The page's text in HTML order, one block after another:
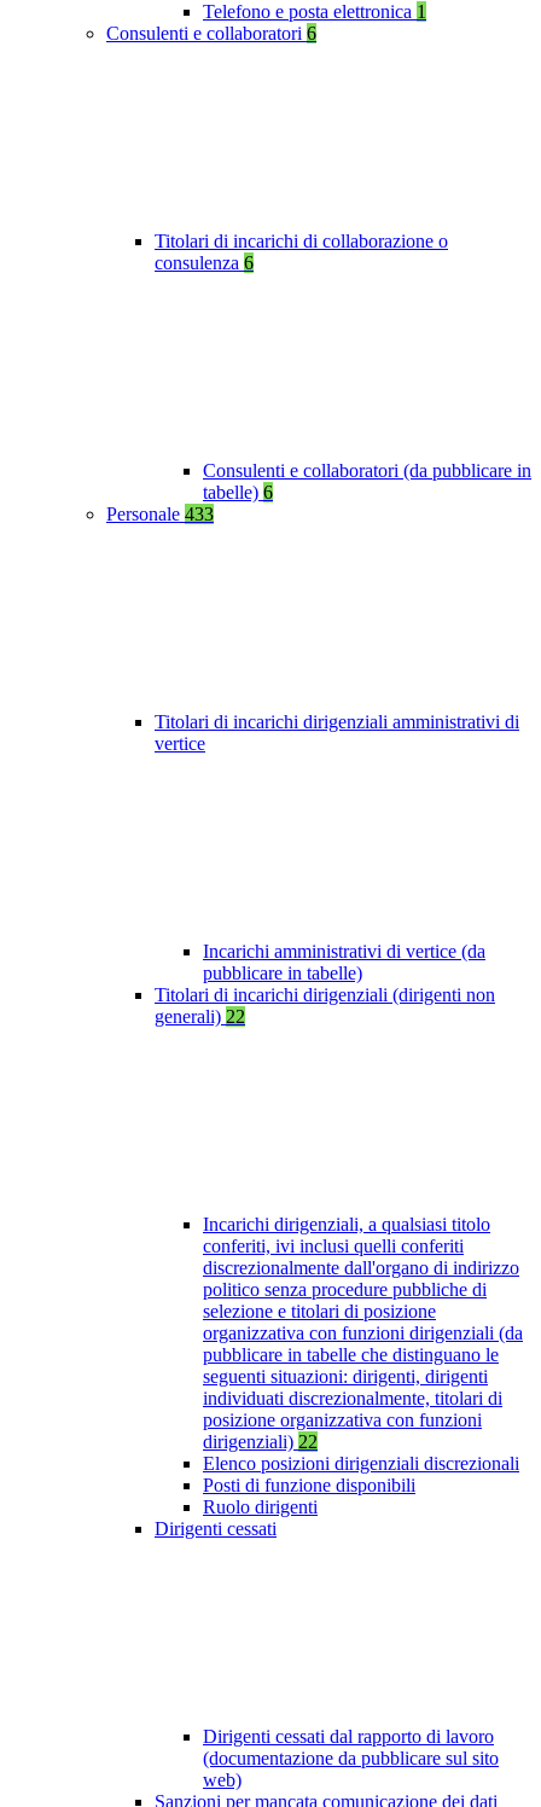
Telefono e posta elettronica 1
Consulenti e collaboratori 6
Titolari di incarichi di collaborazione o
consulenza 6
Consulenti e collaboratori (da pubblicare in
tabelle) 6
Personale 433
Titolari di incarichi dirigenziali amministrativi di
vertice
Incarichi amministrativi di vertice (da
pubblicare in tabelle)
Titolari di incarichi dirigenziali (dirigenti non
generali) 22
Incarichi dirigenziali, a qualsiasi titolo
conferiti, ivi inclusi quelli conferiti
discrezionalmente dall'organo di indirizzo
politico senza procedure pubbliche di
selezione e titolari di posizione
organizzativa con funzioni dirigenziali (da
pubblicare in tabelle che distinguano le
seguenti situazioni: dirigenti, dirigenti
individuati discrezionalmente, titolari di
posizione organizzativa con funzioni
dirigenziali) 22
Elenco posizioni dirigenziali discrezionali
Posti di funzione disponibili
Ruolo dirigenti
Dirigenti cessati
Dirigenti cessati dal rapporto di lavoro
(documentazione da pubblicare sul sito
web)
Sanzioni per mancata comunicazione dei dati